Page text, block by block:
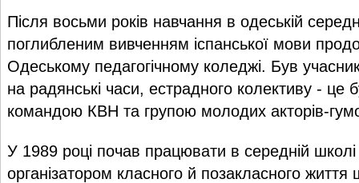
Після восьми років навчання в одеській
поглибленим вивченням іспанської мови
Одеському педагогічному коледжі. Був
на радянські часи, естрадного колективу - це
командою КВН та групою молодих акторів-
У 1989 році почав працювати в середній
організатором класного й позакласного життя